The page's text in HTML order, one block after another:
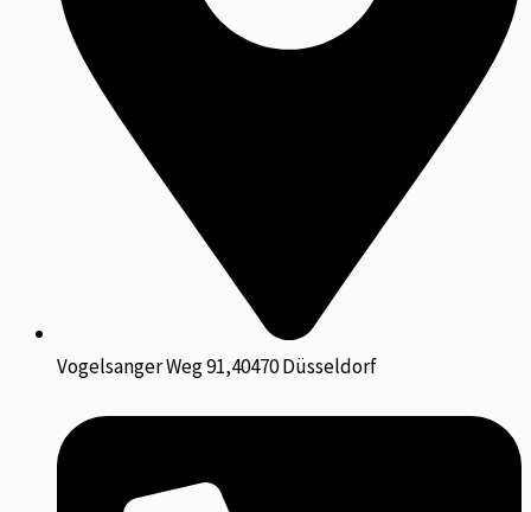
Vogelsanger Weg 91,40470 Düsseldorf